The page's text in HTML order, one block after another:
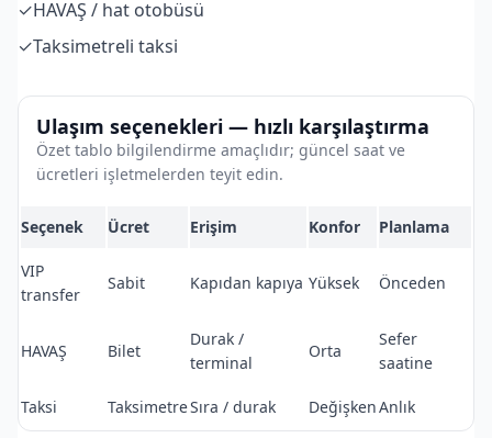
✓HAVAŞ / hat otobüsü
✓Taksimetreli taksi
Ulaşım seçenekleri — hızlı karşılaştırma
Özet tablo bilgilendirme amaçlıdır; güncel saat ve
ücretleri işletmelerden teyit edin.
Seçenek Ücret Erişim Konfor Planlama
VIP
transfer
Sabit Kapıdan kapıya Yüksek Önceden
HAVAŞ Bilet
Durak /
terminal
Orta
Sefer
saatine
Taksi TaksimetreSıra / durak DeğişkenAnlık